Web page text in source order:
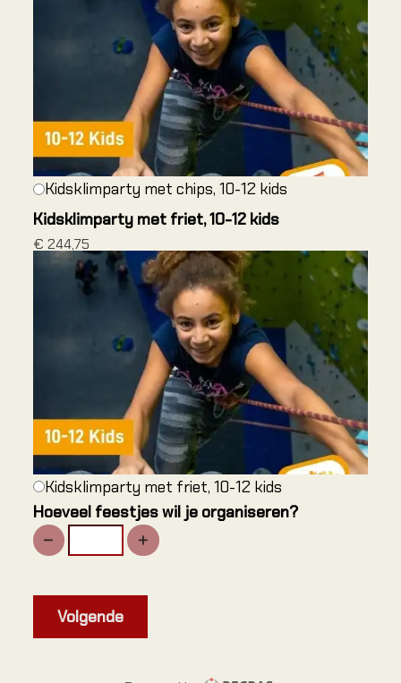
Alle
Alle
Alle
Alles
Alles
Jeugd
Familie
Kidsklimparty met chips, 10-12 kids
Kidsklimparty met friet, 10-12 kids
€ 244,75
Kidsklimparty met friet, 10-12 kids
Hoeveel feestjes wil je organiseren?
Volgende